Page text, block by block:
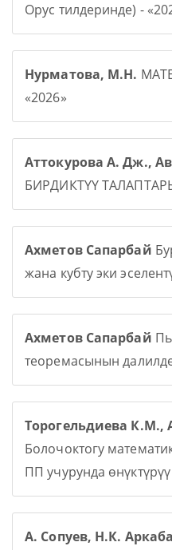
Орус тилдеринде) -
Нурматова, М.Н.
«2026»
Аттокурова А. Дж.,
БИРДИКТҮҮ
Ахметов Сапарбай
жана кубту эки
Ахметов Сапарбай
теоремасынын
Торогельдиева К.М.,
Болочоктогу
ПП учурунда
А. Сопуев, Н.К.